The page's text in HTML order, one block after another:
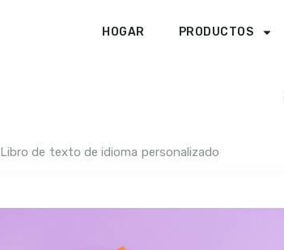
HOGAR PRODUCTOS
Libro de texto de idioma personalizado